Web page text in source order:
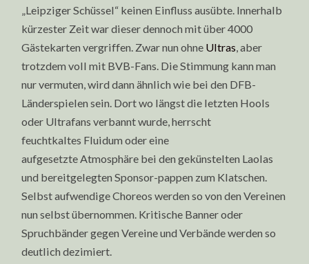
„Leipziger Schüssel“ keinen Einfluss ausübte. Innerhalb
kürzester Zeit war dieser dennoch mit über 4000
Gästekarten vergriffen. Zwar nun ohne Ultras , aber
trotzdem voll mit BVB-Fans. Die Stimmung kann man
nur vermuten, wird dann ähnlich wie bei den DFB-
Länderspielen sein. Dort wo längst die letzten Hools
oder Ultrafans verbannt wurde, herrscht
feuchtkaltes Fluidum oder eine
aufgesetzte Atmosphäre bei den gekünstelten Laolas
und bereitgelegten Sponsor-pappen zum Klatschen.
Selbst aufwendige Choreos werden so von den Vereinen
nun selbst übernommen. Kritische Banner oder
Spruchbänder gegen Vereine und Verbände werden so
deutlich dezimiert.